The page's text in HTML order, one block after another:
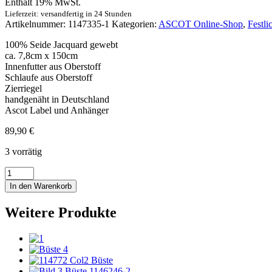
Enthält 19% MwSt.
Lieferzeit: versandfertig in 24 Stunden
Artikelnummer: 1147335-1 Kategorien: ASCOT Online-Shop,
100% Seide Jacquard gewebt
ca. 7,8cm x 150cm
Innenfutter aus Oberstoff
Schlaufe aus Oberstoff
Zierriegel
handgenäht in Deutschland
Ascot Label und Anhänger
89,90 €
3 vorrätig
Seidenkrawatte
Paisley
navy
blue-
Menge
In den Warenkorb
Weitere Produkte